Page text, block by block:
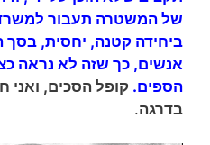
של המשטרה תעבור
ביחידה קטנה, יחסית,
אנשים, כך שזה לא נראה
הספים. קופל הסכים,
בדרגה.